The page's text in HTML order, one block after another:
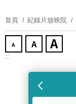
塊
首頁 紀錄片放映院
:::